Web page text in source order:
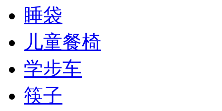
睡袋
儿童餐椅
学步车
筷子